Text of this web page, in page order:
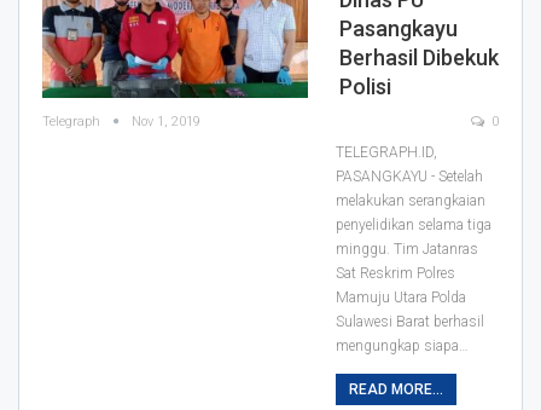
Pasangkayu
Berhasil Dibekuk
Polisi
Telegraph Nov 1, 2019 0
TELEGRAPH.ID,
PASANGKAYU - Setelah
melakukan serangkaian
penyelidikan selama tiga
minggu. Tim Jatanras
Sat Reskrim Polres
Mamuju Utara Polda
Sulawesi Barat berhasil
mengungkap siapa…
READ MORE...